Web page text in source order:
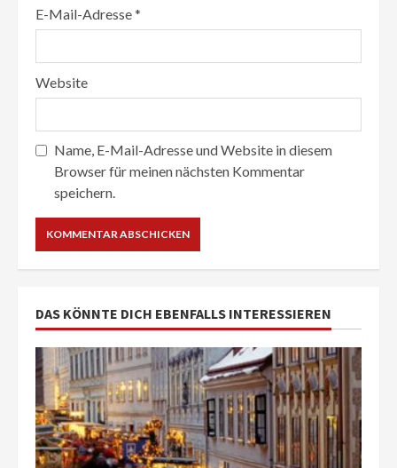
E-Mail-Adresse*
Website
Name, E-Mail-Adresse und Website in diesem
Browser für meinen nächsten Kommentar
speichern.
DAS KÖNNTE DICH EBENFALLS INTERESSIEREN